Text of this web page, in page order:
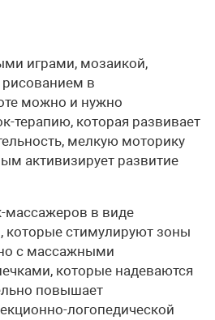
играми, мозаикой,
в
можно и нужно
терапию, которая развивает
мелкую моторику
активизирует развитие
массажеров в виде
стимулируют зоны
с массажными
которые надеваются
повышает
логопедической